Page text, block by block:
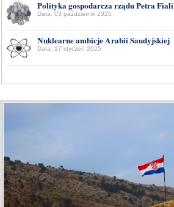
Polityka gospodarcza rządu Petra Fiali
Data: 03 październik 2025
Nuklearne ambicje Arabii Saudyjskiej
Data: 17 styczeń 2025